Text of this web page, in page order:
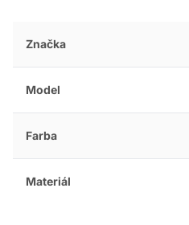
Značka
Model
Farba
Materiál